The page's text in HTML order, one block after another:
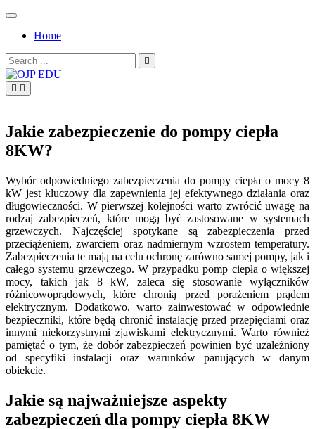
Skip
contentHome
Search
for:
Jakie zabezpieczenie do pompy ciepła
8KW?
Wybór odpowiedniego zabezpieczenia do pompy ciepła o mocy 8
kW jest kluczowy dla zapewnienia jej efektywnego działania oraz
długowieczności. W pierwszej kolejności warto zwrócić uwagę na
rodzaj zabezpieczeń, które mogą być zastosowane w systemach
grzewczych. Najczęściej spotykane są zabezpieczenia przed
przeciążeniem, zwarciem oraz nadmiernym wzrostem temperatury.
Zabezpieczenia te mają na celu ochronę zarówno samej pompy, jak i
całego systemu grzewczego. W przypadku pomp ciepła o większej
mocy, takich jak 8 kW, zaleca się stosowanie wyłączników
różnicowoprądowych, które chronią przed porażeniem prądem
elektrycznym. Dodatkowo, warto zainwestować w odpowiednie
bezpieczniki, które będą chronić instalację przed przepięciami oraz
innymi niekorzystnymi zjawiskami elektrycznymi. Warto również
pamiętać o tym, że dobór zabezpieczeń powinien być uzależniony
od specyfiki instalacji oraz warunków panujących w danym
obiekcie.
Jakie są najważniejsze aspekty
zabezpieczeń dla pompy ciepła 8KW